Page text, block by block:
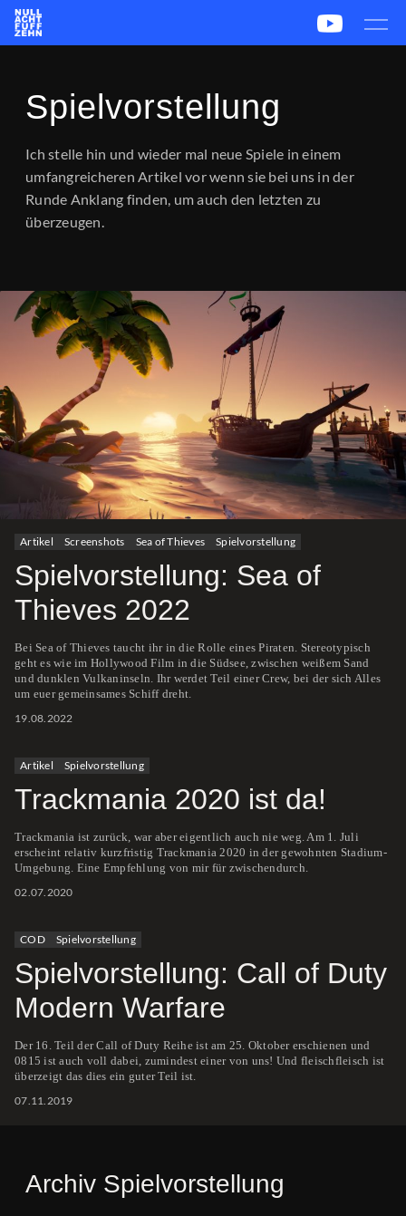
Leetify csstats.gg PUBG OP.GG
Spielvorstellung
Ich stelle hin und wieder mal neue Spiele in einem
umfangreicheren Artikel vor wenn sie bei uns in der
Runde Anklang finden, um auch den letzten zu
überzeugen.
Artikel Screenshots Sea of Thieves Spielvorstellung
Spielvorstellung: Sea of
Thieves 2022
Bei Sea of Thieves taucht ihr in die Rolle eines Piraten. Stereotypisch
geht es wie im Hollywood Film in die Südsee, zwischen weißem Sand
und dunklen Vulkaninseln. Ihr werdet Teil einer Crew, bei der sich Alles
um euer gemeinsames Schiff dreht.
19.08.2022
Artikel Spielvorstellung
Trackmania 2020 ist da!
Trackmania ist zurück, war aber eigentlich auch nie weg. Am 1. Juli
erscheint relativ kurzfristig Trackmania 2020 in der gewohnten Stadium-
Umgebung. Eine Empfehlung von mir für zwischendurch.
02.07.2020
COD Spielvorstellung
Spielvorstellung: Call of Duty
Modern Warfare
Der 16. Teil der Call of Duty Reihe ist am 25. Oktober erschienen und
0815 ist auch voll dabei, zumindest einer von uns! Und fleischfleisch ist
überzeigt das dies ein guter Teil ist.
07.11.2019
Archiv Spielvorstellung